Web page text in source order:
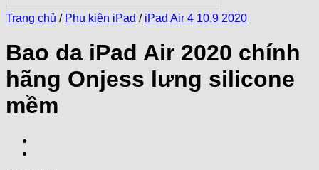
Trang chủ / Phụ kiện iPad / iPad Air 4 10.9 2020
Bao da iPad Air 2020 chính
hãng Onjess lưng silicone
mềm